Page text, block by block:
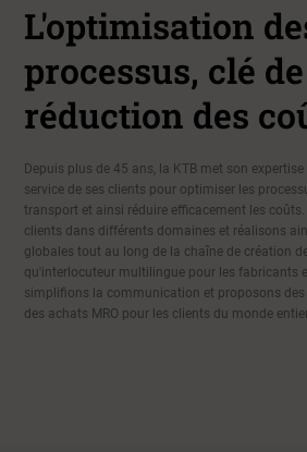
L'optimisation
processus, clé
réduction des
Depuis plus de 45 ans, la KTB met son
service de ses clients pour optimiser les
transport et ainsi réduire efficacement les
clients dans différents domaines et réalisons
globales tout au long de la chaîne de création
qu'interlocuteur multilingue pour les fabricants
simplifions la communication et proposons
des achats MRO pour les clients du monde